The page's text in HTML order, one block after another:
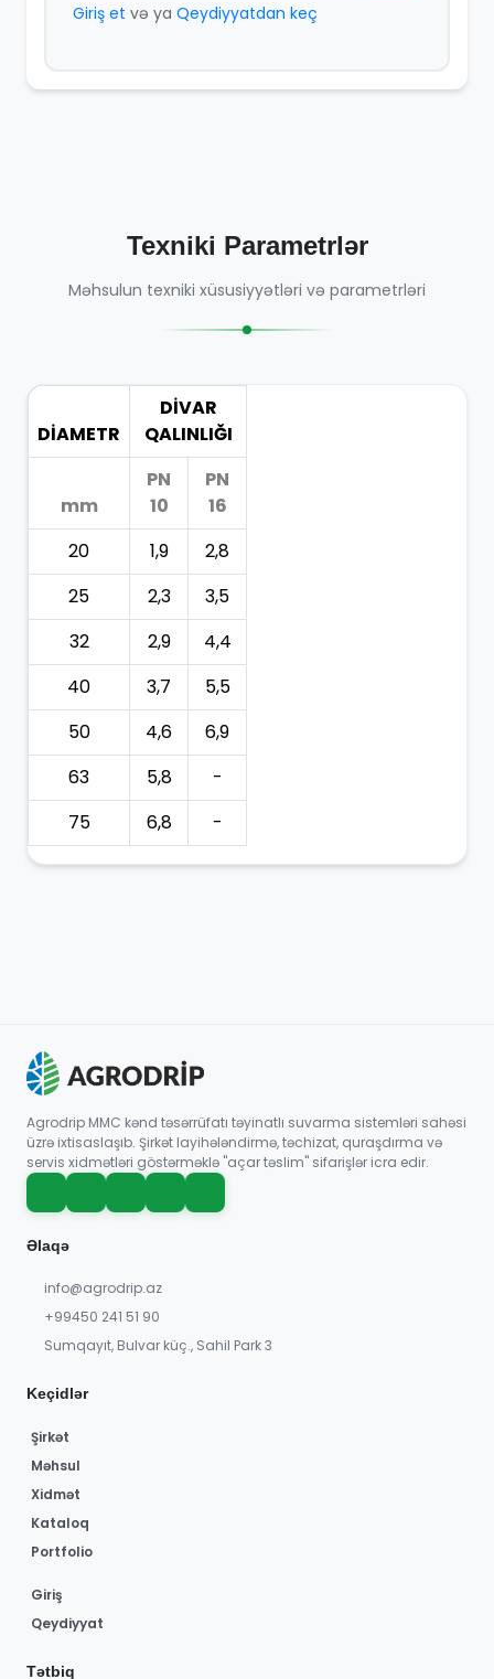
Giriş et və ya Qeydiyyatdan keç
Texniki Parametrlər
Məhsulun texniki xüsusiyyətləri və parametrləri
DİAMETR
DİVAR
QALINLIĞI
mm
PN
10
PN
16
20
1,9
2,8
25
2,3
3,5
32
2,9
4,4
40
3,7
5,5
50
4,6
6,9
63
5,8
-
75
6,8 -
Agrodrip MMC kənd təsərrüfatı təyinatlı suvarma sistemləri sahəsi
üzrə ixtisaslaşıb. Şirkət layihələndirmə, təchizat, quraşdırma və
servis xidmətləri göstərməklə "açar təslim" sifarişlər icra edir.
Əlaqə
info@agrodrip.az
+99450 241 51 90
Sumqayıt, Bulvar küç., Sahil Park 3
Keçidlər
Şirkət
Məhsul
Xidmət
Kataloq
Portfolio
Giriş
Qeydiyyat
Tətbiq